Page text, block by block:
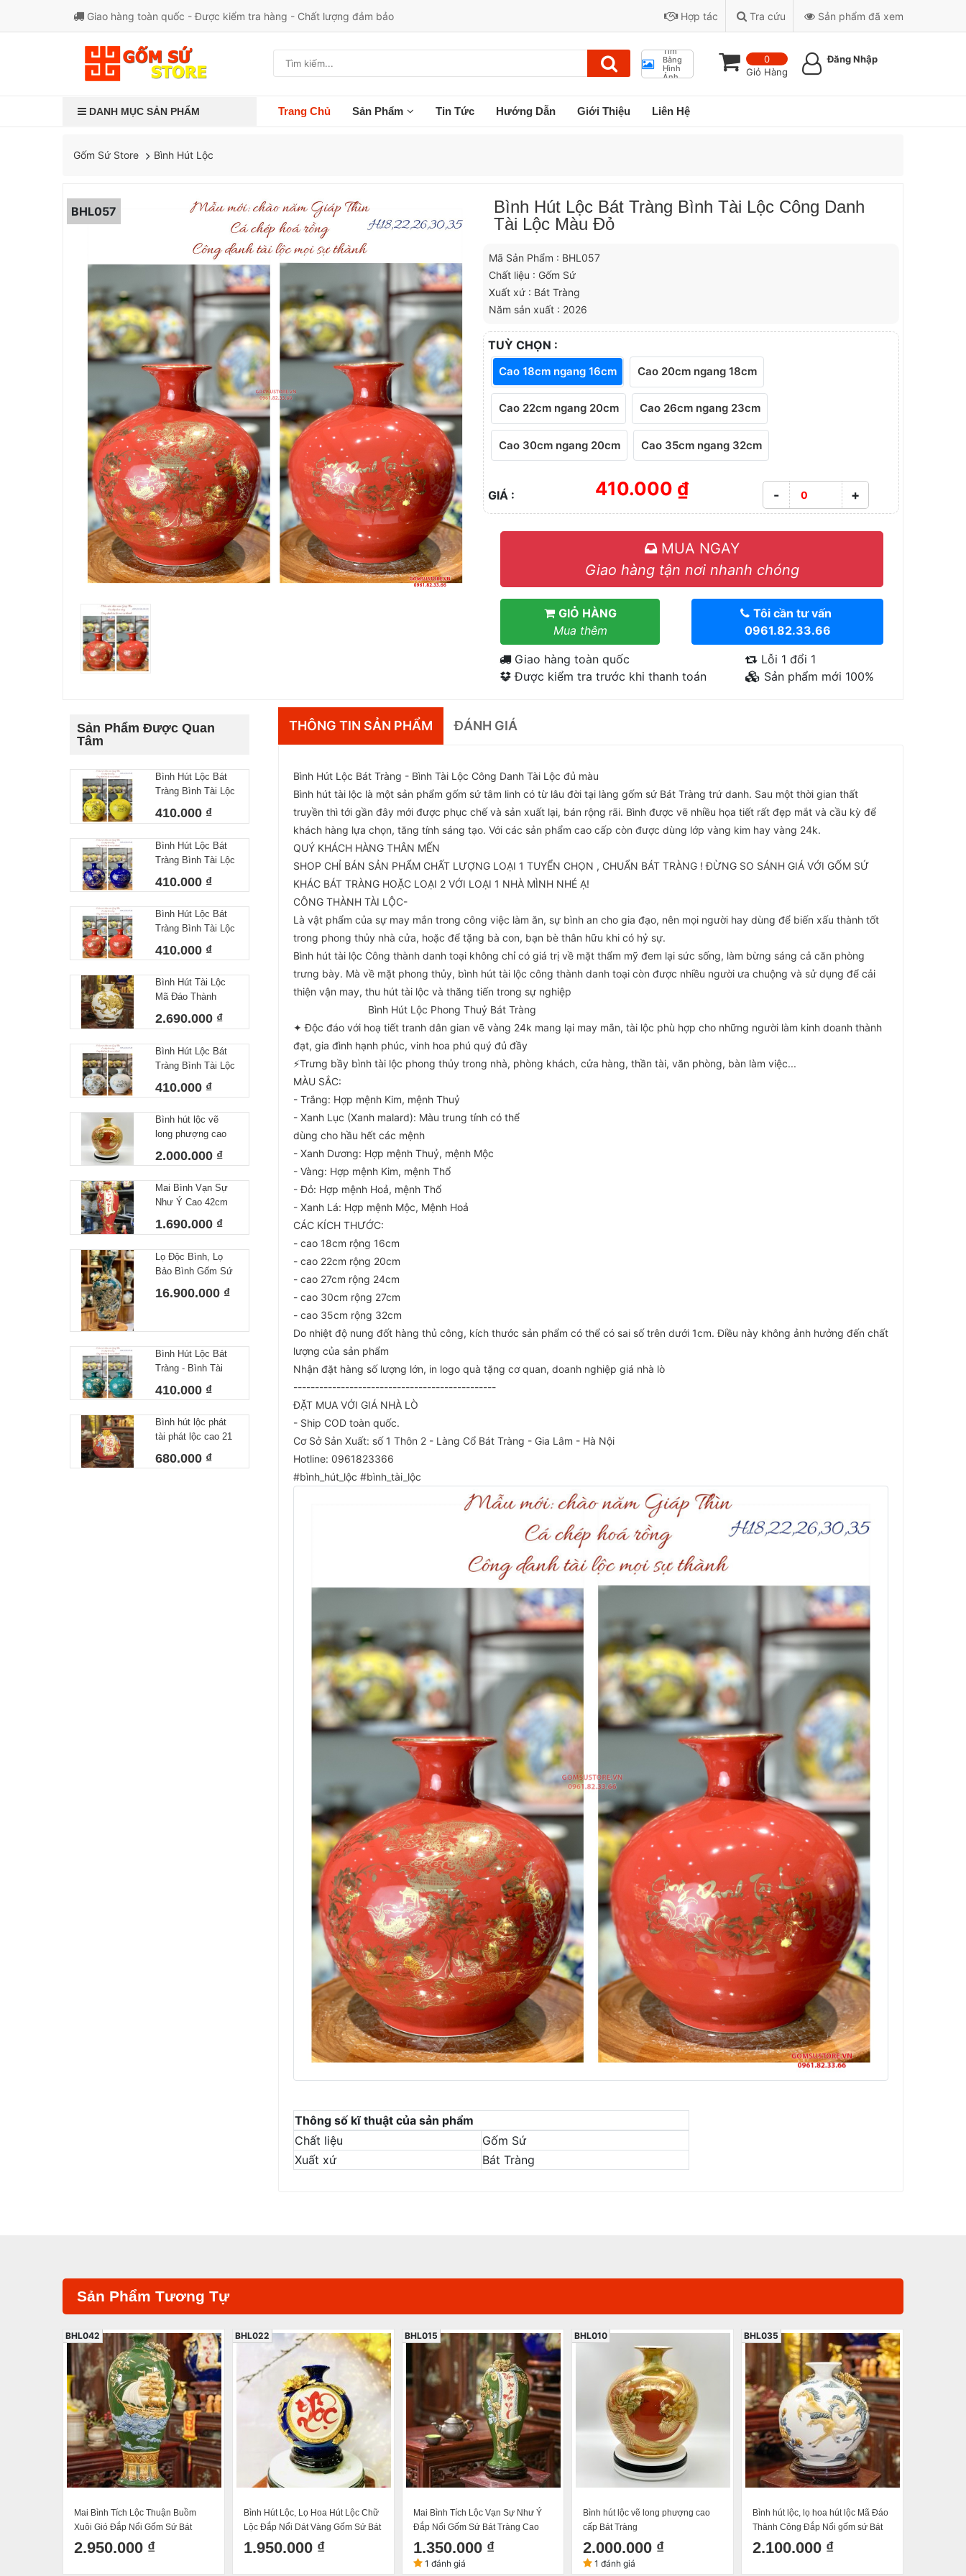
Giao hàng toàn quốc - Được kiểm tra hàng - Chất lượng đảm bảo Hợp tác Tra cứu Sản phẩm đã xem
Tìm
Bằng
Hình
Ảnh
0
Giỏ Hàng
Đăng Nhập
DANH MỤC SẢN PHẨM Trang Chủ Sản Phẩm Tin Tức Hướng Dẫn Giới Thiệu Liên Hệ
Gốm Sứ Store Bình Hút Lộc
BHL057
Bình Hút Lộc Bát Tràng Bình Tài Lộc Công Danh
Tài Lộc Màu Đỏ
Mã Sản Phẩm : BHL057
Chất liệu : Gốm Sứ
Xuất xứ : Bát Tràng
Năm sản xuất : 2026
TUỲ CHỌN :
Cao 18cm ngang 16cm Cao 20cm ngang 18cm
Cao 22cm ngang 20cm Cao 26cm ngang 23cm
Cao 30cm ngang 20cm Cao 35cm ngang 32cm
GIÁ : 410.000 ₫ - +
MUA NGAY
Giao hàng tận nơi nhanh chóng
GIỎ HÀNG
Mua thêm
Tôi cần tư vấn
0961.82.33.66
Giao hàng toàn quốc
Được kiểm tra trước khi thanh toán
Lỗi 1 đổi 1
Sản phẩm mới 100%
Sản Phẩm Được Quan
Tâm
Bình Hút Lộc Bát
Tràng Bình Tài Lộc
Công Danh Tài Lộc
Vàng
410.000 ₫
Bình Hút Lộc Bát
Tràng Bình Tài Lộc
Xanh Dương
410.000 ₫
Bình Hút Lộc Bát
Tràng Bình Tài Lộc
Màu Đỏ
410.000 ₫
Bình Hút Tài Lộc
Mã Đáo Thành
Công Cao 30 cm
2.690.000 ₫
Bình Hút Lộc Bát
Tràng Bình Tài Lộc
Trắng
410.000 ₫
Bình hút lộc vẽ
long phượng cao
2.000.000 ₫
Mai Bình Vạn Sự
Như Ý Cao 42cm
1.690.000 ₫
Lọ Độc Bình, Lọ
Bảo Bình Gốm Sứ
Xanh Họa Tiết Đắp
16.900.000 ₫
Bình Hút Lộc Bát
Tràng - Bình Tài
Lộc Xanh Lá
410.000 ₫
Bình hút lộc phát
tài phát lộc cao 21
680.000 ₫
THÔNG TIN SẢN PHẨM ĐÁNH GIÁ
Bình Hút Lộc Bát Tràng - Bình Tài Lộc Công Danh Tài Lộc đủ màu
Bình hút tài lộc là một sản phẩm gốm sứ tâm linh có từ lâu đời tại làng gốm sứ Bát Tràng trứ danh. Sau một thời gian thất
truyền thì tới gần đây mới được phục chế và sản xuất lại, bán rộng rãi. Bình được vẽ nhiều họa tiết rất đẹp mắt và cầu kỳ để
khách hàng lựa chọn, tăng tính sáng tạo. Với các sản phẩm cao cấp còn được dùng lớp vàng kim hay vàng 24k.
QUÝ KHÁCH HÀNG THÂN MẾN
SHOP CHỈ BÁN SẢN PHẨM CHẤT LƯỢNG LOẠI 1 TUYỂN CHỌN , CHUẨN BÁT TRÀNG ! ĐỪNG SO SÁNH GIÁ VỚI GỐM SỨ
KHÁC BÁT TRÀNG HOẶC LOẠI 2 VỚI LOẠI 1 NHÀ MÌNH NHÉ Ạ!
CÔNG THÀNH TÀI LỘC-
Là vật phẩm của sự may mắn trong công việc làm ăn, sự bình an cho gia đạo, nên mọi người hay dùng để biến xấu thành tốt
trong phong thủy nhà cửa, hoặc để tặng bà con, bạn bè thân hữu khi có hỷ sự.
Bình hút tài lộc Công thành danh toại không chỉ có giá trị về mặt thẩm mỹ đem lại sức sống, làm bừng sáng cả căn phòng
trưng bày. Mà về mặt phong thủy, bình hút tài lộc công thành danh toại còn được nhiều người ưa chuộng và sử dụng để cải
thiện vận may, thu hút tài lộc và thăng tiến trong sự nghiệp
Bình Hút Lộc Phong Thuỷ Bát Tràng
✦ Độc đáo với hoạ tiết tranh dân gian vẽ vàng 24k mang lại may mắn, tài lộc phù hợp cho những người làm kinh doanh thành
đạt, gia đình hạnh phúc, vinh hoa phú quý đủ đầy
⚡️Trưng bầy bình tài lộc phong thủy trong nhà, phòng khách, cửa hàng, thần tài, văn phòng, bàn làm việc...
MÀU SẮC:
- Trắng: Hợp mệnh Kim, mệnh Thuỷ
- Xanh Lục (Xanh malard): Màu trung tính có thể
dùng cho hầu hết các mệnh
- Xanh Dương: Hợp mệnh Thuỷ, mệnh Mộc
- Vàng: Hợp mệnh Kim, mệnh Thổ
- Đỏ: Hợp mệnh Hoả, mệnh Thổ
- Xanh Lá: Hợp mệnh Mộc, Mệnh Hoả
CÁC KÍCH THƯỚC:
- cao 18cm rộng 16cm
- cao 22cm rộng 20cm
- cao 27cm rộng 24cm
- cao 30cm rộng 27cm
- cao 35cm rộng 32cm
Do nhiệt độ nung đốt hàng thủ công, kích thước sản phẩm có thể có sai số trên dưới 1cm. Điều này không ảnh hưởng đến chất
lượng của sản phẩm
Nhận đặt hàng số lượng lớn, in logo quà tặng cơ quan, doanh nghiệp giá nhà lò
-----------------------------------------------
ĐẶT MUA VỚI GIÁ NHÀ LÒ
- Ship COD toàn quốc.
Cơ Sở Sản Xuất: số 1 Thôn 2 - Làng Cổ Bát Tràng - Gia Lâm - Hà Nội
Hotline: 0961823366
#bình_hút_lộc #bình_tài_lộc
Thông số kĩ thuật của sản phẩm
Chất liệu
Gốm Sứ
Xuất xứ
Bát Tràng
Sản Phẩm Tương Tự
Mai Bình Tích Lộc Thuận Buồm
Xuôi Gió Đắp Nổi Gốm Sứ Bát
Tràng Cao 50cm
2.950.000 ₫
BHL042
Bình Hút Lộc, Lọ Hoa Hút Lộc Chữ
Lộc Đắp Nổi Dát Vàng Gốm Sứ Bát
Tràng Men Màu Hút Tài Lộc Phong
Thuỷ H27
1.950.000 ₫
BHL022
Mai Bình Tích Lộc Vạn Sự Như Ý
Đắp Nổi Gốm Sứ Bát Tràng Cao
42cm
1.350.000 ₫
BHL015
1 đánh giá
Bình hút lộc vẽ long phượng cao
cấp Bát Tràng
2.000.000 ₫
BHL010
1 đánh giá
Bình hút lộc, lọ hoa hút lộc Mã Đáo
Thành Công Đắp Nổi gốm sứ Bát
Tràng H30
2.100.000 ₫
BHL035